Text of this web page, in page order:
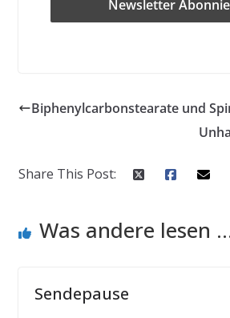
Biphenylcarbonstearate und
Share This Post:
Was andere lesen
Sendepause